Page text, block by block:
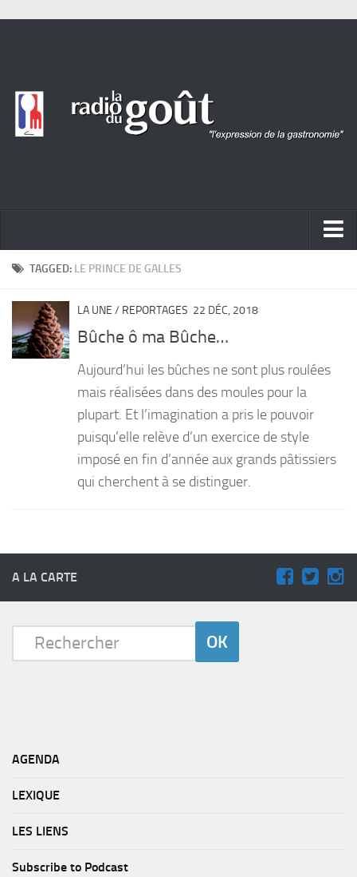
ACTUALITÉ
PORTRAITS
LIVRES
TAGGED: LE PRINCE DE GALLES
LA UNE / REPORTAGES 22 DÉC, 2018
Bûche ô ma Bûche…
Aujourd’hui les bûches ne sont plus roulées
mais réalisées dans des moules pour la
plupart. Et l’imagination a pris le pouvoir
puisqu’elle relève d’un exercice de style
imposé en fin d’année aux grands pâtissiers
qui cherchent à se distinguer.
A LA CARTE
AGENDA
LEXIQUE
LES LIENS
Subscribe to Podcast